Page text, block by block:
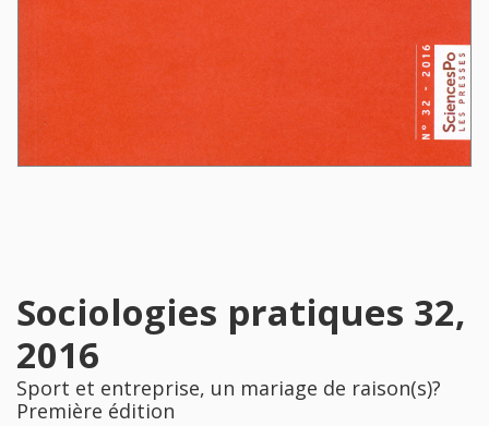
Sociologies pratiques 32,
2016
Sport et entreprise, un mariage de raison(s)?
Première édition